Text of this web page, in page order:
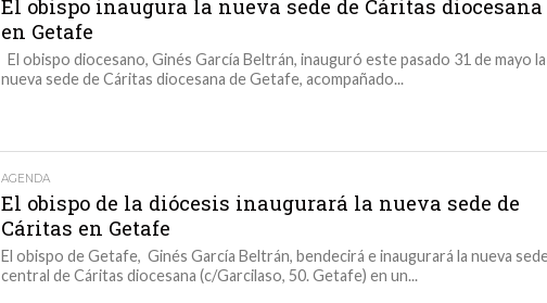
El obispo inaugura la nueva sede de Cáritas diocesana
en Getafe
El obispo diocesano, Ginés García Beltrán, inauguró este pasado 31 de mayo la
nueva sede de Cáritas diocesana de Getafe, acompañado...
AGENDA
El obispo de la diócesis inaugurará la nueva sede de
Cáritas en Getafe
El obispo de Getafe, Ginés García Beltrán, bendecirá e inaugurará la nueva
central de Cáritas diocesana (c/Garcilaso, 50. Getafe) en un...